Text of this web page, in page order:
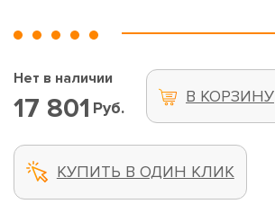
Нет в наличии
17 801 Руб.
В КОРЗИНУ
КУПИТЬ В ОДИН КЛИК